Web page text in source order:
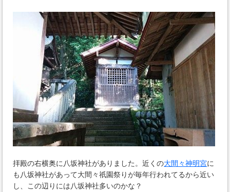
拝殿の右横奥に八坂神社がありました。近くの大間々神明宮に
も八坂神社があって大間々祇園祭りが毎年行われてるから近い
し、この辺りには八坂神社多いのかな？